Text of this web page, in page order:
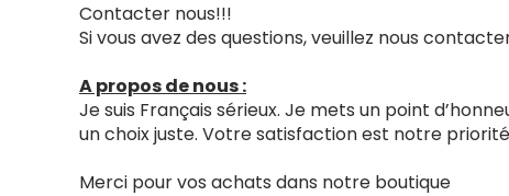
Contacter nous!!!
Si vous avez des questions, veuillez nous
A propos de nous :
Je suis Français sérieux. Je mets un point
un choix juste. Votre satisfaction est notre
Merci pour vos achats dans notre boutique